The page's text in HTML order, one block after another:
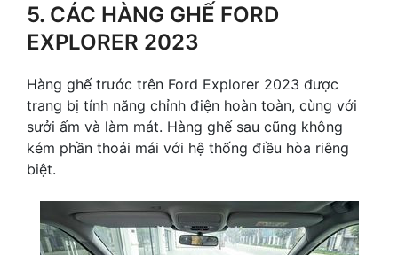
5. CÁC HÀNG GHẾ FORD
EXPLORER 2023
Hàng ghế trước trên Ford Explorer 2023 được
trang bị tính năng chỉnh điện hoàn toàn, cùng với
sưởi ấm và làm mát. Hàng ghế sau cũng không
kém phần thoải mái với hệ thống điều hòa riêng
biệt.